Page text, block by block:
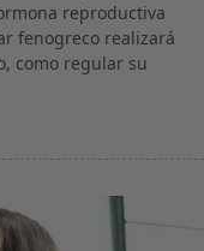
reproductiva
fenogreco realizará
como regular su